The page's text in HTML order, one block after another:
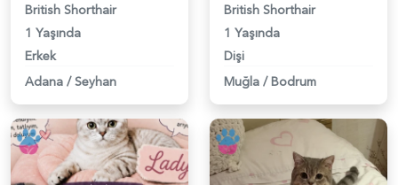
British Shorthair
1 Yaşında
Erkek
Adana / Seyhan
British Shorthair
1 Yaşında
Dişi
Muğla / Bodrum